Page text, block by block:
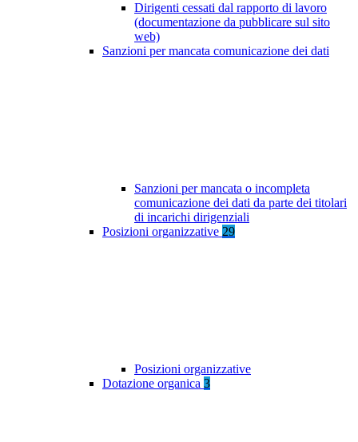
Dirigenti cessati dal rapporto di lavoro
(documentazione da pubblicare sul sito
web)
Sanzioni per mancata comunicazione dei dati
Sanzioni per mancata o incompleta
comunicazione dei dati da parte dei titolari
di incarichi dirigenziali
Posizioni organizzative 29
Posizioni organizzative
Dotazione organica 3